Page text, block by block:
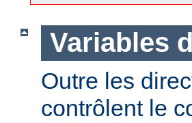
Variables
Outre les
contrôlent le